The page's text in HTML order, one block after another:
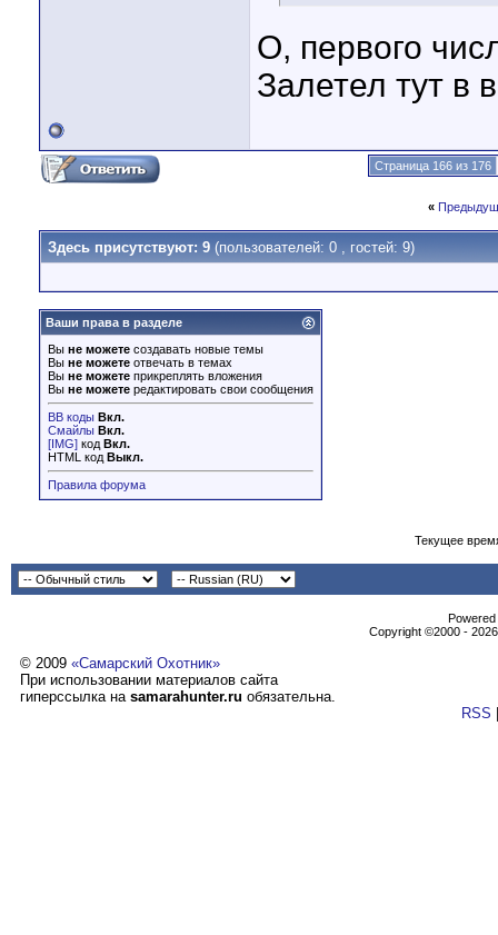
О, первого
Залетел тут в
Страница 166 из 176
«
Здесь присутствуют: 9 (пользователей: 0 , гостей: 9)
Ваши права в разделе
Вы не можете создавать новые темы
Вы не можете отвечать в темах
Вы не можете прикреплять вложения
Вы не можете редактировать свои сообщения
BB коды Вкл.
Смайлы Вкл.
[IMG] код Вкл.
HTML код Выкл.
Правила форума
Текущее
Copyright ©2000 -
© 2009 «Самарский Охотник»
При использовании материалов сайта
гиперссылка на samarahunter.ru обязательна.
RSS